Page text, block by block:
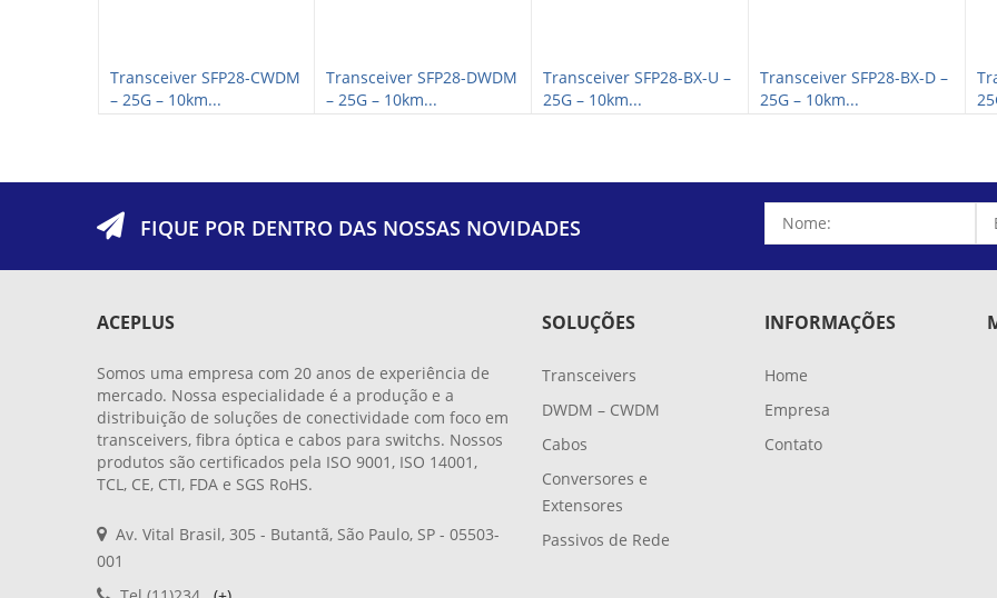
Transceiver SFP28-CWDM
– 25G – 10km...
Transceiver SFP28-DWDM
– 25G – 10km...
Transceiver SFP28-BX-U –
25G – 10km...
Transceiver SFP28-BX-D –
25G – 10km...
FIQUE POR DENTRO DAS NOSSAS NOVIDADES
ACEPLUS
Somos uma empresa com 20 anos de experiência de
mercado. Nossa especialidade é a produção e a
distribuição de soluções de conectividade com foco em
transceivers, fibra óptica e cabos para switchs. Nossos
produtos são certificados pela ISO 9001, ISO 14001,
TCL, CE, CTI, FDA e SGS RoHS.
Av. Vital Brasil, 305 - Butantã, São Paulo, SP - 05503-
001
SOLUÇÕES
Transceivers
DWDM – CWDM
Cabos
Conversores e
Extensores
Passivos de Rede
INFORMAÇÕES
Home
Empresa
Contato